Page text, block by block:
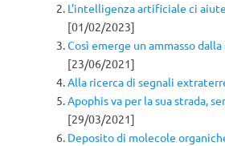
L’intelligenza artificiale ci
[01/02/2023]
Così emerge un ammasso
[23/06/2021]
Alla ricerca di segnali
Apophis va per la sua strada,
[29/03/2021]
Deposito di molecole